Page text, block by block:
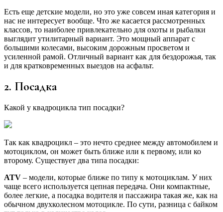
Есть еще детские модели, но это уже совсем иная категория и
нас не интересует вообще. Что же касается рассмотренных
классов, то наиболее привлекательно для охоты и рыбалки
выглядит утилитарный вариант. Это мощный аппарат с
большими колесами, высоким дорожным просветом и
усиленной рамой. Отличный вариант как для бездорожья, так
и для кратковременных выездов на асфальт.
2. Посадка
Какой у квадроцикла тип посадки?
Так как квадроцикл – это нечто среднее между автомобилем и
мотоциклом, он может быть ближе или к первому, или ко
второму. Существует два типа посадки:
ATV – модели, которые ближе по типу к мотоциклам. У них
чаще всего используется цепная передача. Они компактные,
более легкие, а посадка водителя и пассажира такая же, как на
обычном двухколесном мотоцикле. По сути, разница с байком